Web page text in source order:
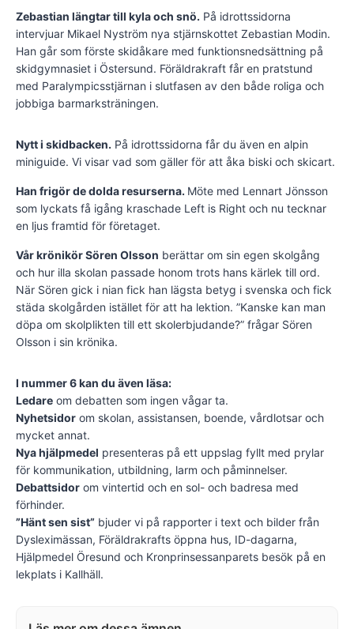
Zebastian längtar till kyla och snö. På idrottssidorna
intervjuar Mikael Nyström nya stjärnskottet Zebastian Modin.
Han går som förste skidåkare med funktionsnedsättning på
skidgymnasiet i Östersund. Föräldrakraft får en pratstund
med Paralympicsstjärnan i slutfasen av den både roliga och
jobbiga barmarksträningen.
Nytt i skidbacken. På idrottssidorna får du även en alpin
miniguide. Vi visar vad som gäller för att åka biski och skicart.
Han frigör de dolda resurserna. Möte med Lennart Jönsson
som lyckats få igång kraschade Left is Right och nu tecknar
en ljus framtid för företaget.
Vår krönikör Sören Olsson berättar om sin egen skolgång
och hur illa skolan passade honom trots hans kärlek till ord.
När Sören gick i nian fick han lägsta betyg i svenska och fick
städa skolgården istället för att ha lektion. ”Kanske kan man
döpa om skolplikten till ett skolerbjudande?” frågar Sören
Olsson i sin krönika.
I nummer 6 kan du även läsa:
Ledare om debatten som ingen vågar ta.
Nyhetsidor om skolan, assistansen, boende, vårdlotsar och
mycket annat.
Nya hjälpmedel presenteras på ett uppslag fyllt med prylar
för kommunikation, utbildning, larm och påminnelser.
Debattsidor om vintertid och en sol- och badresa med
förhinder.
”Hänt sen sist” bjuder vi på rapporter i text och bilder från
Dysleximässan, Föräldrakrafts öppna hus, ID-dagarna,
Hjälpmedel Öresund och Kronprinsessanparets besök på en
lekplats i Kallhäll.